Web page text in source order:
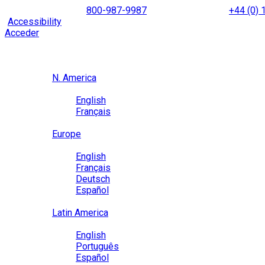
to
content
800-987-9987
+44 (0)
Accessibility
Acceder
N. America
English
Français
Europe
English
Français
Deutsch
Español
Latin America
English
Português
Español